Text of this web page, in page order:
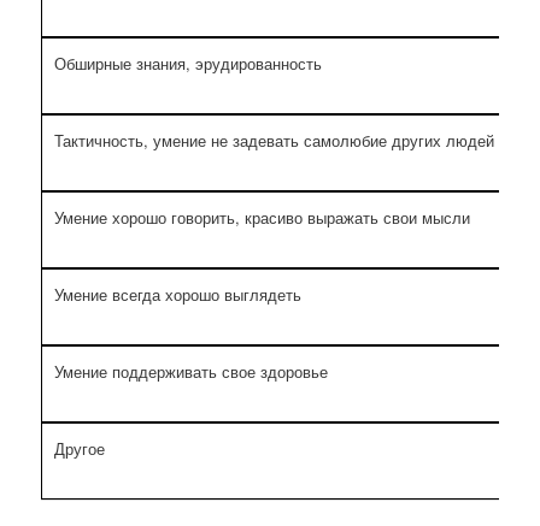
Обширные знания, эрудированность
Тактичность, умение не задевать самолюбие других людей
Умение хорошо говорить, красиво выражать свои мысли
Умение всегда хорошо выглядеть
Умение поддерживать свое здоровье
Другое